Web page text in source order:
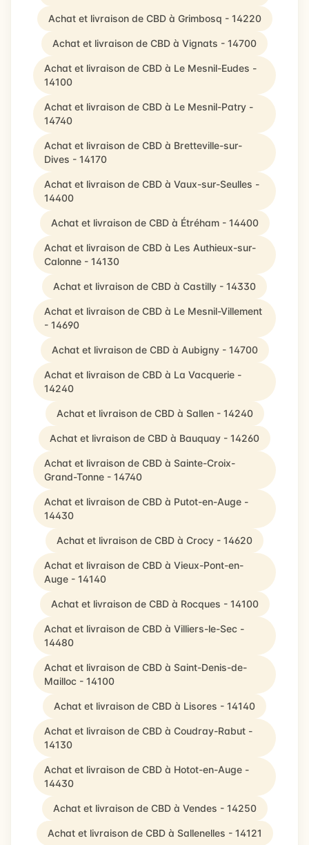
Achat et livraison de CBD à Grimbosq - 14220
Achat et livraison de CBD à Vignats - 14700
Achat et livraison de CBD à Le Mesnil-Eudes -
14100
Achat et livraison de CBD à Le Mesnil-Patry -
14740
Achat et livraison de CBD à Bretteville-sur-
Dives - 14170
Achat et livraison de CBD à Vaux-sur-Seulles -
14400
Achat et livraison de CBD à Étréham - 14400
Achat et livraison de CBD à Les Authieux-sur-
Calonne - 14130
Achat et livraison de CBD à Castilly - 14330
Achat et livraison de CBD à Le Mesnil-Villement
- 14690
Achat et livraison de CBD à Aubigny - 14700
Achat et livraison de CBD à La Vacquerie -
14240
Achat et livraison de CBD à Sallen - 14240
Achat et livraison de CBD à Bauquay - 14260
Achat et livraison de CBD à Sainte-Croix-
Grand-Tonne - 14740
Achat et livraison de CBD à Putot-en-Auge -
14430
Achat et livraison de CBD à Crocy - 14620
Achat et livraison de CBD à Vieux-Pont-en-
Auge - 14140
Achat et livraison de CBD à Rocques - 14100
Achat et livraison de CBD à Villiers-le-Sec -
14480
Achat et livraison de CBD à Saint-Denis-de-
Mailloc - 14100
Achat et livraison de CBD à Lisores - 14140
Achat et livraison de CBD à Coudray-Rabut -
14130
Achat et livraison de CBD à Hotot-en-Auge -
14430
Achat et livraison de CBD à Vendes - 14250
Achat et livraison de CBD à Sallenelles - 14121